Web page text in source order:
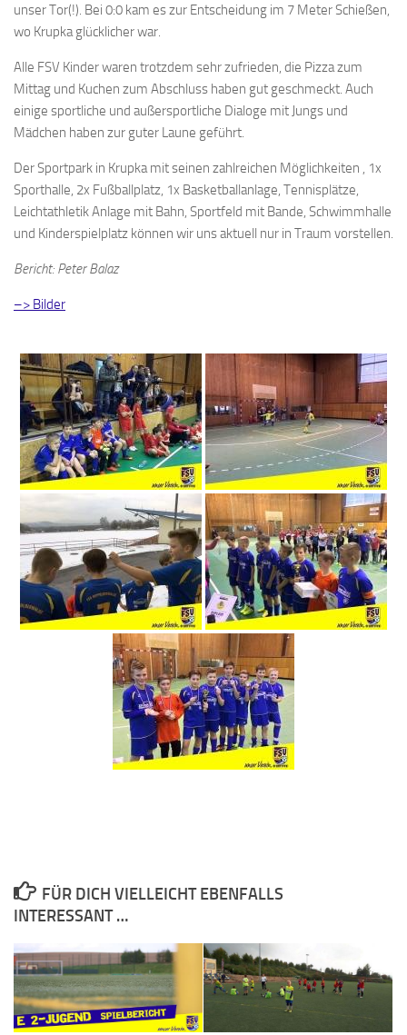
unser Tor(!). Bei 0:0 kam es zur Entscheidung im 7 Meter Schießen,
wo Krupka glücklicher war.
Alle FSV Kinder waren trotzdem sehr zufrieden, die Pizza zum
Mittag und Kuchen zum Abschluss haben gut geschmeckt. Auch
einige sportliche und außersportliche Dialoge mit Jungs und
Mädchen haben zur guter Laune geführt.
Der Sportpark in Krupka mit seinen zahlreichen Möglichkeiten , 1x
Sporthalle, 2x Fußballplatz, 1x Basketballanlage, Tennisplätze,
Leichtathletik Anlage mit Bahn, Sportfeld mit Bande, Schwimmhalle
und Kinderspielplatz können wir uns aktuell nur in Traum vorstellen.
Bericht: Peter Balaz
–> Bilder
FÜR DICH VIELLEICHT EBENFALLS
INTERESSANT …